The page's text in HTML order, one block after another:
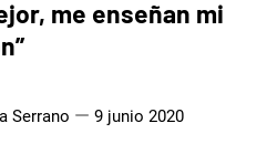
me enseñan mi
Serrano 9 junio 2020